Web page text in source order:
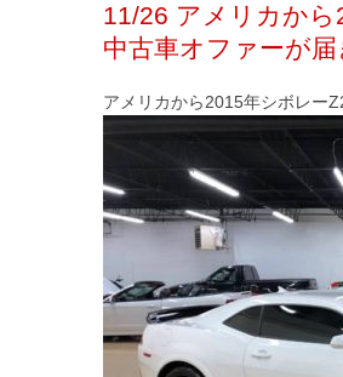
11/26 アメリカか
中古車オファーが
アメリカから2015年シボレー